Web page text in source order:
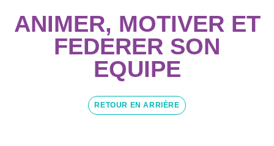
ANIMER, MOTIVER ET
FEDERER SON
EQUIPE
RETOUR EN ARRIÈRE